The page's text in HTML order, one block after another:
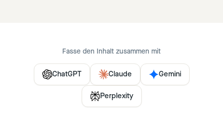
Fasse den Inhalt zusammen mit
ChatGPT Claude Gemini
Perplexity